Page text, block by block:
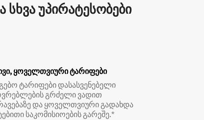
უპირატესობები
ყოველთვიური ტარიფები
ტარიფები დასასვენებელი
გრძელი ვადით
და ყოველთვიური გადახდა
საკომისიოების გარეშე.*